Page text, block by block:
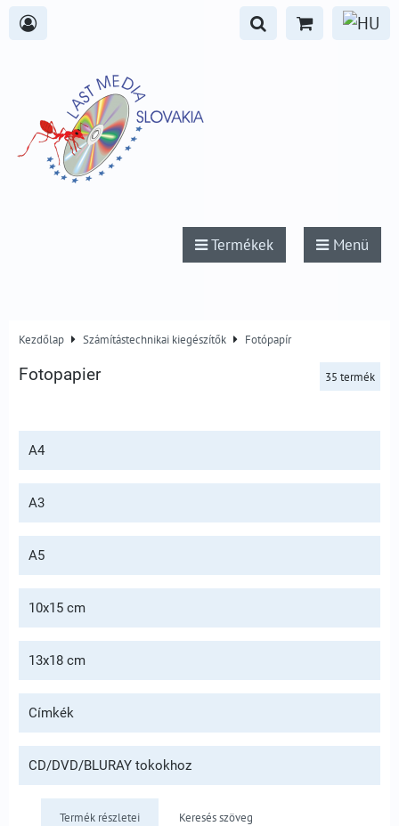
Termékek Menü
Kezdőlap Számítástechnikai kiegészítők Fotópapír
Fotopapier 35 termék
A4
A3
A5
10x15 cm
13x18 cm
Címkék
CD/DVD/BLURAY tokokhoz
Termék részletei Keresés szöveg